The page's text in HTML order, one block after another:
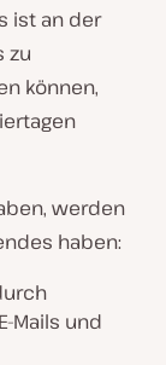
ist an der
zu
können,
werden
haben:
Mails und